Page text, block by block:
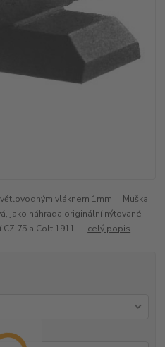
vláknem 1mm Muška
jako náhrada originální nýtované
CZ 75 a Colt 1911. celý popis